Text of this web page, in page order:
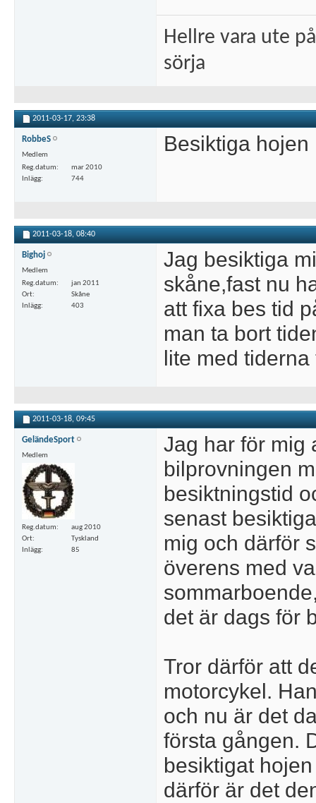
Hellre vara ute
sörja
2011-03-17, 23:38
RobbeS
Medlem
Reg.datum
mar 2010
Inlägg
744
Besiktiga
2011-03-18, 08:40
Bighoj
Medlem
Reg.datum
jan 2011
Ort
Skåne
Inlägg
403
Jag besiktiga
skåne,fast nu
att fixa bes tid
man ta bort
lite med
2011-03-18, 09:45
GeländeSport
Medlem
Reg.datum
aug 2010
Ort
Tyskland
Inlägg
85
Jag har för mig
bilprovningen
besiktningstid
senast
mig och därför
överens med
det är dags för
Tror därför att
motorcykel.
och nu är det
första gången.
besiktigat
därför är det